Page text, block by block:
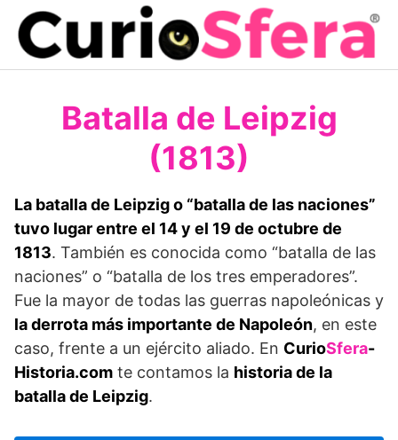
Saltar
contenido
Batalla de Leipzig
(1813)
La batalla de Leipzig o “batalla de las naciones”
tuvo lugar entre el 14 y el 19 de octubre de
1813. También es conocida como “batalla de las
naciones” o “batalla de los tres emperadores”.
Fue la mayor de todas las guerras napoleónicas y
la derrota más importante de Napoleón, en este
caso, frente a un ejército aliado. En CurioSfera-
Historia.com te contamos la historia de la
batalla de Leipzig.